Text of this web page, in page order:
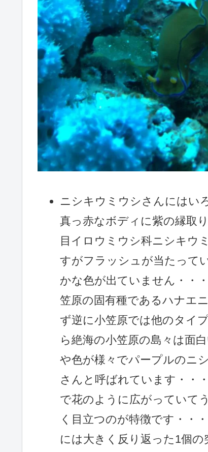
ニシキウミウシさんにはい
真っ赤なボディに紫の縁取
目イロウミウシ科ニシキウ
すがフラッシュが当たって
かな色が出ていません・・
笠原の固有種であるハナエ
ず逆に小笠原では他のタイ
ら絶海の小笠原の島々は面
や色が様々でパープルのニ
さんと呼ばれています・・
で花のように広がっていて
く目立つのが特徴です・・
には大きく反り返った1個